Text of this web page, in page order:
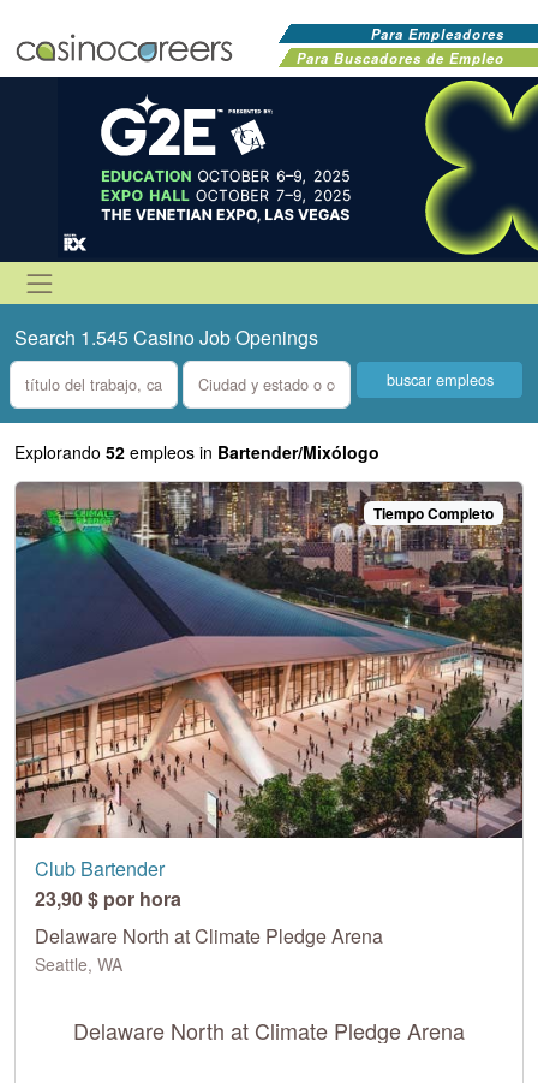
Para Empleadores
Para Buscadores de Empleo
Search 1.545 Casino Job Openings
what
where
Explorando 52 empleos in Bartender/Mixólogo
Tiempo Completo
Club Bartender
23,90 $ por hora
Delaware North at Climate Pledge Arena
Seattle, WA
Delaware North at Climate Pledge Arena